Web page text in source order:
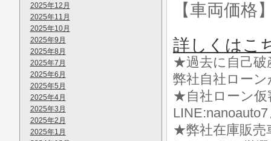
2025年12月
2025年11月
2025年10月
2025年9月
2025年8月
2025年7月
2025年6月
2025年5月
2025年4月
2025年3月
2025年2月
2025年1月
【車両価格
詳しくはこ
★過去に自己破
弊社自社ロー
★自社ローン仮
★弊社在庫販売